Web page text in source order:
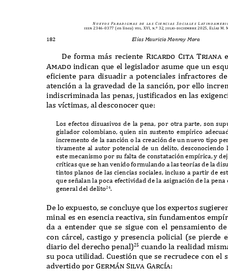
N u e v o s Pa r a d i g m a s d e l a s C i e n c i a s S o c i a l e s L at i n o a m e r i
issn 2346-0377(en línea) vol. XVI, n.º 32, julio-diciembre 2025, Elías M.
182 Elías Mauricio Monroy Mora
De forma más reciente Ricardo Cita Triana
Amadoindican que el legislador asume que un
eficiente para disuadir a potenciales infractores
atención a la gravedad de la sanción,por ello
indiscriminada las penas,justificados en las ex
las víctimas, al desconocer que:
Los efectos disuasivos de la pena,por otra parte, son
gislador colombiano,quien sin sustento empírico
incremento de la sanción o la creación de un nuevo tipo
tivamente al autor potencial de un delito,
este mecanismo por su falta de constatación empírica,y
críticas que se han venido formulando a las teorías de la
tintos planos de las ciencias sociales, incluso a partir de
que señalan la poca efectividad de la asignación de la pena
general del delito24.
De lo expuesto, se concluye que los expertos
minal es en esencia reactiva,sin fundamentos empí
da a entender que se sigue con el pensamiento
con cárcel,castigo y presencia policial (se pierde
diario del derecho penal)25 cuando la realidad
su poca utilidad. Cuestión que se recrudece con el
advertido por Germán Silva García: